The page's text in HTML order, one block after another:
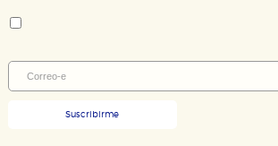
Suscribirme